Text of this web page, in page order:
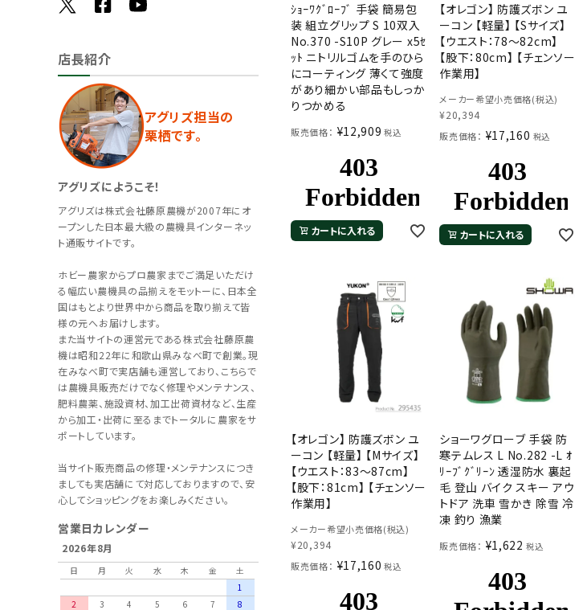
店長紹介
アグリズ担当の
栗栖です。
アグリズにようこそ！
アグリズは株式会社藤原農機が2007年にオ
ープンした日本最大級の農機具インターネッ
ト通販サイトです。
ホビー農家からプロ農家までご満足いただけ
る幅広い農機具の品揃えをモットーに、日本全
国はもとより世界中から商品を取り揃えて皆
様の元へお届けします。
また当サイトの運営元である株式会社藤原農
機は昭和22年に和歌山県みなべ町で創業。現
在みなべ町で実店舗も運営しており、こちらで
は農機具販売だけでなく修理やメンテナンス、
肥料農薬、施設資材、加工出荷資材など、生産
から加工・出荷に至るまでトータルに農家をサ
ポートしています。
当サイト販売商品の修理・メンテナンスにつき
ましても実店舗にて対応しておりますので、安
心してショッピングをお楽しみください。
営業日カレンダー
2026年8月
日 月 火 水 木 金
土
1
2
3 4 5 6 7 8
ｼｮｰﾜｸﾞﾛｰﾌﾞ 手袋 簡易包
装 組立グリップ S 10双入
No.370 -S10P グレー x5ｾ
ｯﾄ ニトリルゴムを手のひら
にコーティング 薄くて強度
があり細かい部品もしっか
りつかめる
販売価格： ¥12,909 税込
カートに入れる
【オレゴン】 防護ズボン ユ
ーコン 【軽量】 【Sサイズ】
【ウエスト：78～82cm】
【股下：80cm】 【チェンソー
作業用】
メーカー希望小売価格(税込)
¥20,394
販売価格： ¥17,160 税込
カートに入れる
【オレゴン】 防護ズボン ユ
ーコン 【軽量】 【Mサイズ】
【ウエスト：83～87cm】
【股下：81cm】 【チェンソー
作業用】
メーカー希望小売価格(税込)
¥20,394
販売価格： ¥17,160 税込
ショーワグローブ 手袋 防
寒テムレス L No.282 -L ｵ
ﾘｰﾌﾞｸﾞﾘｰﾝ 透湿防水 裏起
毛 登山 バイク スキー アウ
トドア 洗車 雪かき 除雪 冷
凍 釣り 漁業
販売価格： ¥1,622 税込